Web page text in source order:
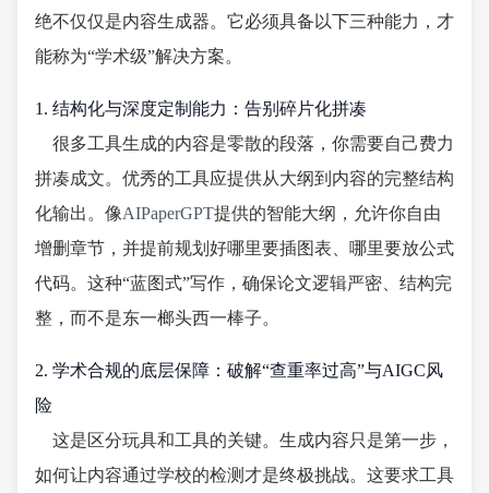
绝不仅仅是内容生成器。它必须具备以下三种能力，才
能称为“学术级”解决方案。
1. 结构化与深度定制能力：告别碎片化拼凑
很多工具生成的内容是零散的段落，你需要自己费力
拼凑成文。优秀的工具应提供从大纲到内容的完整结构
化输出。像AIPaperGPT提供的智能大纲，允许你自由
增删章节，并提前规划好哪里要插图表、哪里要放公式
代码。这种“蓝图式”写作，确保论文逻辑严密、结构完
整，而不是东一榔头西一棒子。
2. 学术合规的底层保障：破解“查重率过高”与AIGC风
险
这是区分玩具和工具的关键。生成内容只是第一步，
如何让内容通过学校的检测才是终极挑战。这要求工具